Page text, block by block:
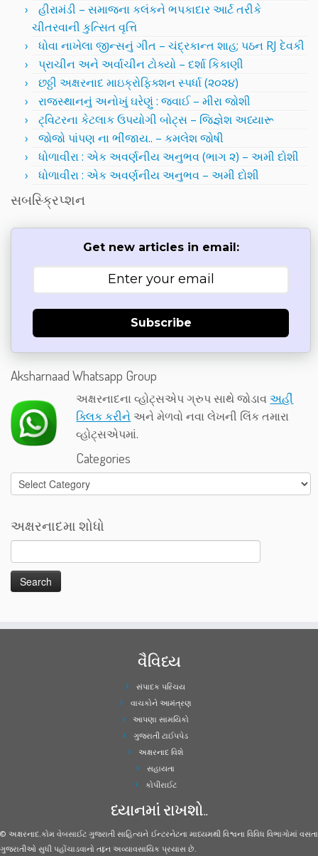
હીરામંડી – સમાજના કલંકને ભપકાદાર આર્ટ તરીકે
ચીતરવાની કુત્સિત વૃત્તિ
ધોવા નાખેલા જીન્સનું ગીત – ચંદ્રકાન્ત શાહ; પઠન RJ દેવકી
પ્રાચીન અને અર્વાચીન ટોક્યો – દર્શા કિકાણી
છઠ્ઠી અક્ષરનાદ માઇક્રોફિક્શન સ્પર્ધા (૨૦૨૪)
રાજસ્થાનનું અનોખું ઘરેણું : જવાઈ – મીરા જોશી
ટ્વિટરના કેટલાક ઉપયોગી બોટ્સ – જિજ્ઞેશ અધ્યારૂ
જોજો પાંપણ ના ભીંજાય.. – કમલેશ જોષી
ધોળાવીરા : એક અવર્ણનીય અનુભવ (ભાગ ૨) – અમી દોશી
ધોળાવીરા : એક અવર્ણનીય અનુભવ – અમી દોશી
સબસ્ક્રિપ્શન
Get new articles in email:
Subscribe
Aksharnaad Whatsapp Group
અક્ષરનાદના વ્હોટ્સએપ ગ્રુપ સાથે જોડાવઅહીં
ક્લિક કરીને અને મેળવો નવા લેખની લિંક તમારા
વ્હોટ્સએપમાં.
Categories
Categories
અક્ષરનાદમા શોધો
વૈવિધ્ય
સંપાદક પરિચય
વાચકોને આમંત્રણ
આપણા સામયિકો
ગુજરાતી ટાઈપપેડ
અક્ષરનાદ વિશે
સહાયતા
કોપીરાઈટ
ધ્યાનમાં રાખશો..
© અક્ષરનાદ.કોમ વેબસાઈટ ગુજરાતી સાહિત્યને ઈન્ટરનેટના માધ્યમથી વિશ્વના વિવિધ વિભાગોમાં વસતા
ગુજરાતીઓ સુધી પહોંચાડવાનો તદ્દન અવ્યાવસાયિક પ્રયાસ છે.